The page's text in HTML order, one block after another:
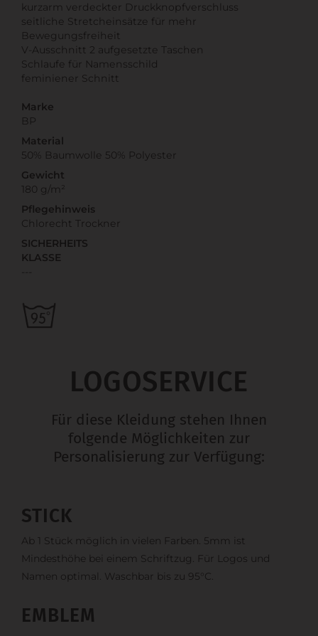
kurzarm verdeckter Druckknopfverschluss
seitliche Stretcheinsätze für mehr
Bewegungsfreiheit
V-Ausschnitt 2 aufgesetzte Taschen
Schlaufe für Namensschild
feminiener Schnitt
Marke
BP
Material
50% Baumwolle 50% Polyester
Gewicht
180 g/m²
Pflegehinweis
Chlorecht Trockner
SICHERHEITS
KLASSE
LOGOSERVICE
Für diese Kleidung stehen Ihnen
folgende Möglichkeiten zur
Personalisierung zur Verfügung:
STICK
Ab 1 Stück möglich in vielen Farben. 5mm ist
Mindesthöhe bei einem Schriftzug. Für Logos und
Namen optimal. Waschbar bis zu 95°C.
EMBLEM